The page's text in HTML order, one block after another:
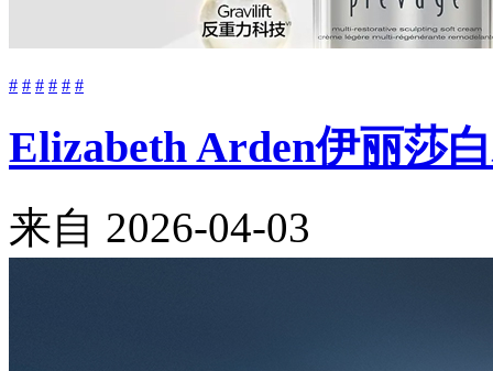
# # # # # #
Elizabeth Arden伊丽莎
来自 2026-04-03